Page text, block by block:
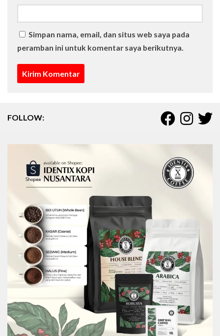
Simpan nama, email, dan situs web saya pada
peramban ini untuk komentar saya berikutnya.
FOLLOW: